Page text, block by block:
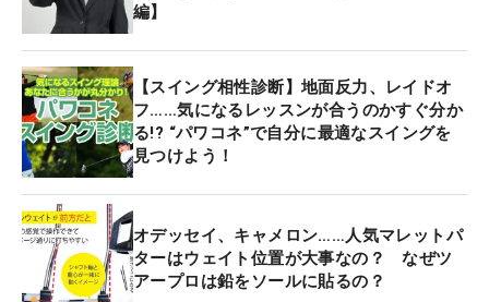
編】
【スイング相性診断】地面反力、レイドオ
フ……気になるレッスンが合うのかすぐ分か
る!? “パワコネ”で自分に最適なスイングを
見つけよう！
オデッセイ、キャメロン……人気マレットパ
ターはウェイト位置が大事なの？ なぜツ
アープロは鉛をソールに貼るの？